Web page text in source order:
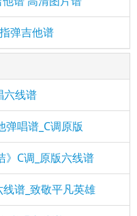
弹吉他谱
六线谱
弹唱谱_C调原版
》C调_原版六线谱
谱_致敬平凡英雄